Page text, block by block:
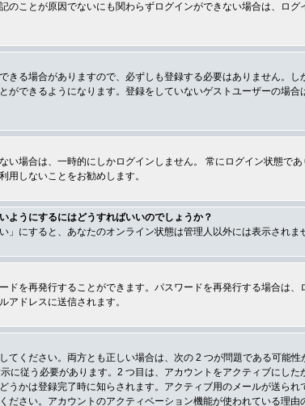
のことが原因でないにも関わらずログインができない場合は、ロ
きる場合がありますので、必ずしも登録する必要はありません。
ができるようになります。登録をしていないゲストユーザーの場
い場合は、一時的にしかログインしません。 常にログイン状態
用しないことをお勧めします。
ようにするにはどうすればいいのでしょうか？
にすると、あなたのオンライン状態は管理人以外には表示されま
ドを再発行することができます。パスワードを再発行する場合は
アドレスに送信されます。
てください。両方とも正しい場合は、次の 2 つが問題である可能
に従う必要があります。2 つ目は、アカウントをアクティブにし
うかは登録完了時に知らされます。アクティブ用のメールが送ら
ださい。アカウントのアクティベーション機能が使われている理